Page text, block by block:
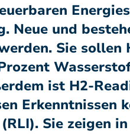
Neue und
Sie sollen
ist H2-
Erkenntnissen
Sie zeigen